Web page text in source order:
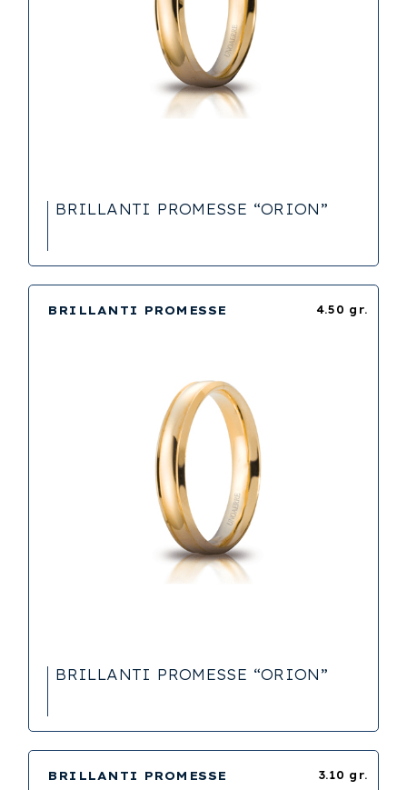
BRILLANTI PROMESSE “ORION”
4.50 gr.
BRILLANTI PROMESSE
BRILLANTI PROMESSE “ORION”
3.10 gr.
BRILLANTI PROMESSE